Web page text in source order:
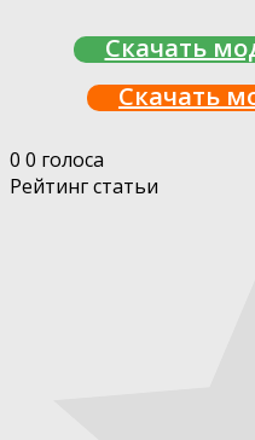
Скачать
Скачать
0 0 голоса
Рейтинг статьи